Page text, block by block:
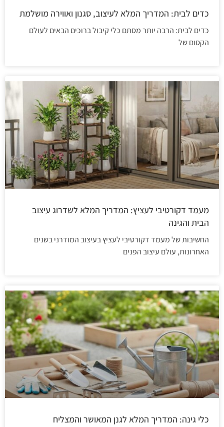
כדים לבית: המדריך המלא לעיצוב, סגנון ואווירה מושלמת
כדים לבית: הרבה יותר מסתם כלי קיבול ברוכים הבאים לעולם
הקסום של
מעמד דקורטיבי לעציץ: המדריך המלא לשדרוג עיצוב
הבית והגינה
החשיבות של מעמד דקורטיבי לעציץ בעיצוב המודרני בשנים
האחרונות, עולם עיצוב הפנים
כלי גינה: המדריך המלא לגנן המאושר והמצליח